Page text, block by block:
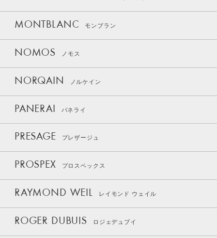
MONTBLANC モンブラン
NOMOS ノモス
NORQAIN ノルケイン
PANERAI パネライ
PRESAGE プレザージュ
PROSPEX プロスペックス
RAYMOND WEIL レイモンド ウェイル
ROGER DUBUIS ロジェデュブイ